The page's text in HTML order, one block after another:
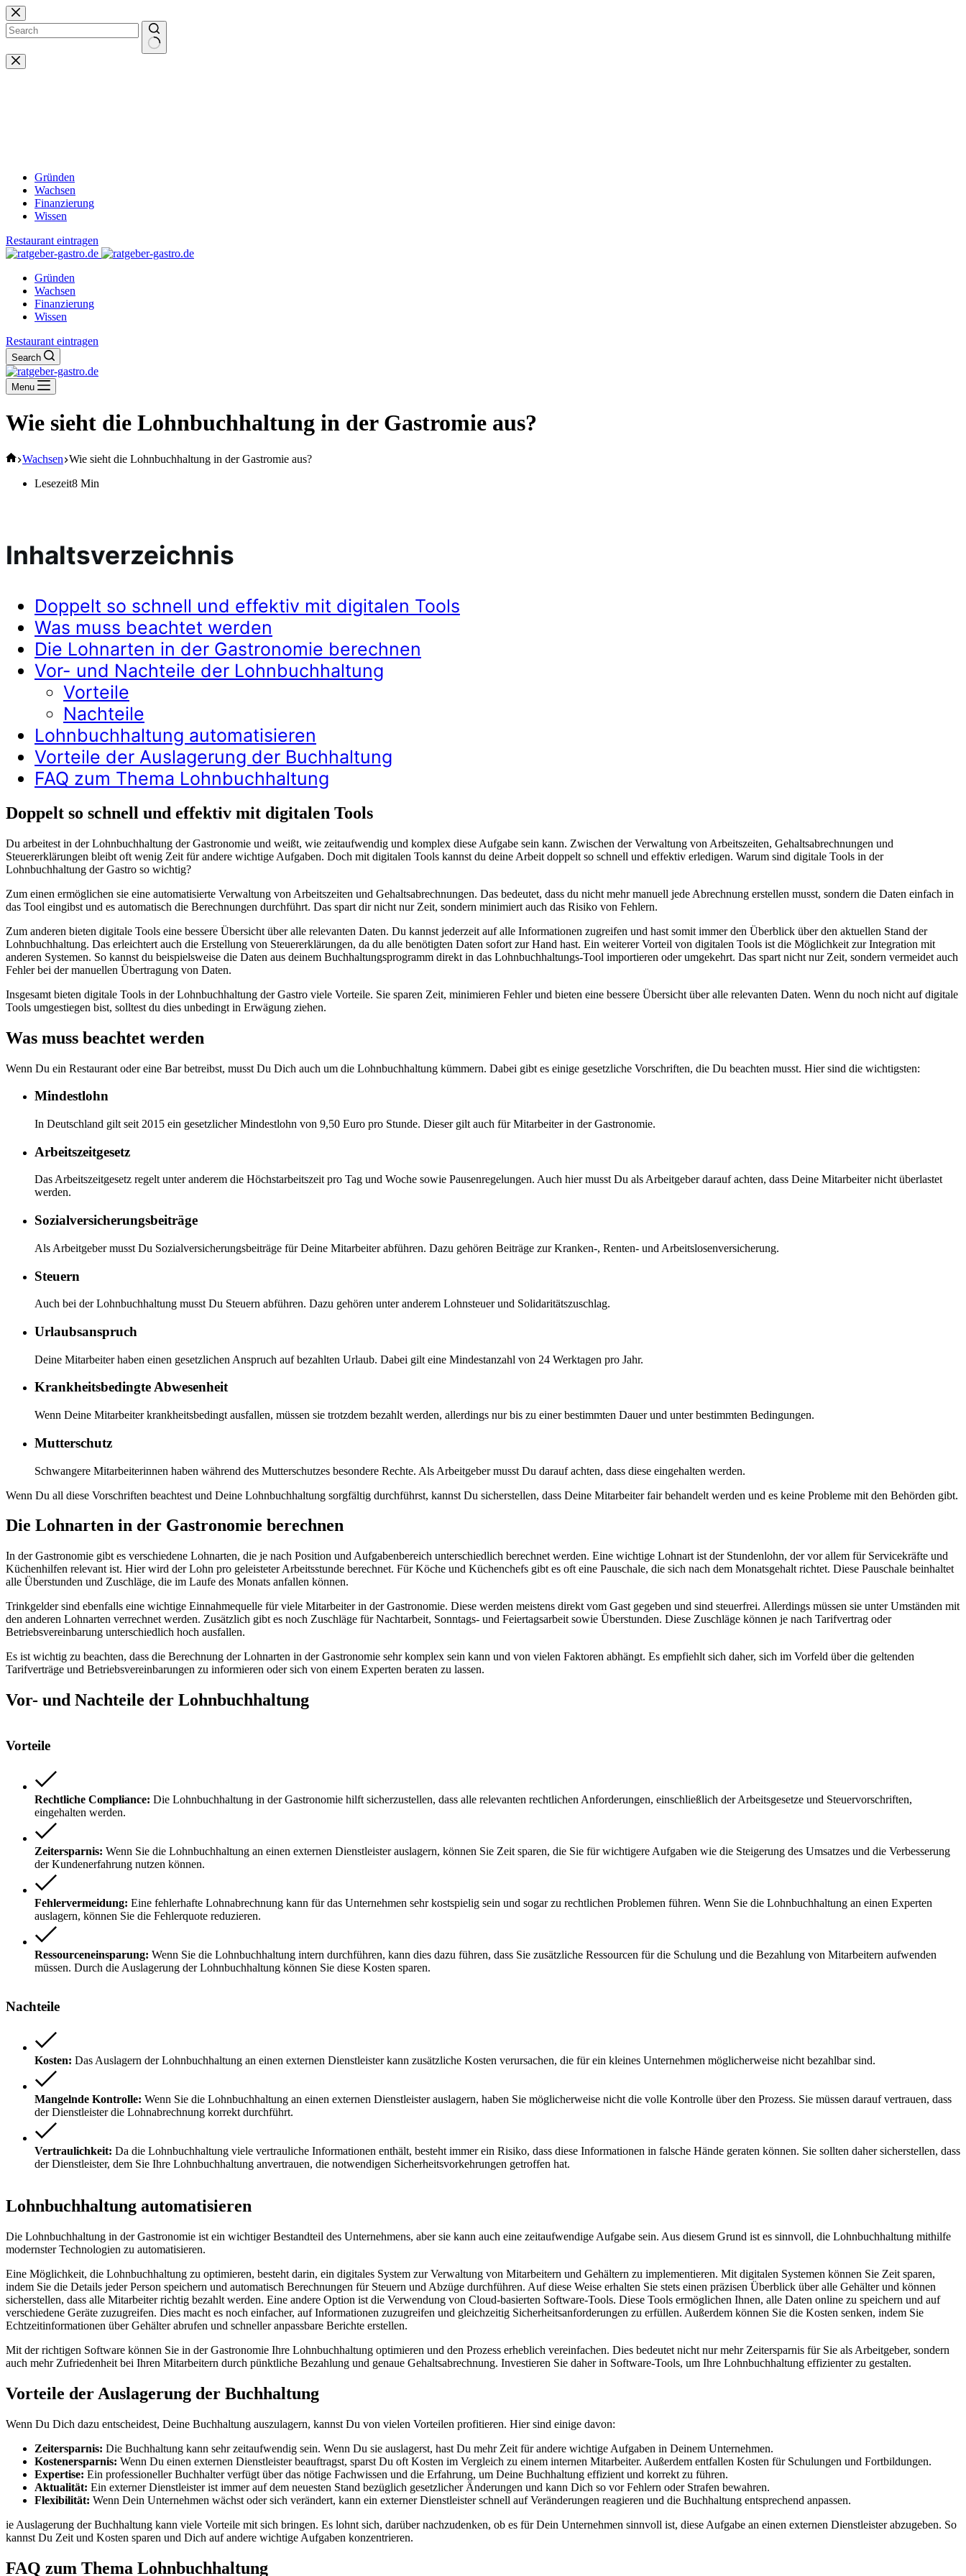
Zum
Inhalt
springen
Keine
Ergebnisse
Gründen
Wachsen
Finanzierung
Wissen
Restaurant eintragen
Gründen
Wachsen
Finanzierung
Wissen
Restaurant eintragen
Search
Menu
Wie sieht die Lohnbuchhaltung in der Gastromie aus?
Start
Wachsen Wie sieht die Lohnbuchhaltung in der Gastromie aus?
Lesezeit8 Min
Inhaltsverzeichnis
Doppelt so schnell und effektiv mit digitalen Tools
Was muss beachtet werden
Die Lohnarten in der Gastronomie berechnen
Vor- und Nachteile der Lohnbuchhaltung
Vorteile
Nachteile
Lohnbuchhaltung automatisieren
Vorteile der Auslagerung der Buchhaltung
FAQ zum Thema Lohnbuchhaltung
Doppelt so schnell und effektiv mit digitalen Tools
Du arbeitest in der Lohnbuchhaltung der Gastronomie und weißt, wie zeitaufwendig und komplex diese Aufgabe sein kann. Zwischen der Verwaltung von Arbeitszeiten, Gehaltsabrechnungen und
Steuererklärungen bleibt oft wenig Zeit für andere wichtige Aufgaben. Doch mit digitalen Tools kannst du deine Arbeit doppelt so schnell und effektiv erledigen. Warum sind digitale Tools in der
Lohnbuchhaltung der Gastro so wichtig?
Zum einen ermöglichen sie eine automatisierte Verwaltung von Arbeitszeiten und Gehaltsabrechnungen. Das bedeutet, dass du nicht mehr manuell jede Abrechnung erstellen musst, sondern die Daten einfach in
das Tool eingibst und es automatisch die Berechnungen durchführt. Das spart dir nicht nur Zeit, sondern minimiert auch das Risiko von Fehlern.
Zum anderen bieten digitale Tools eine bessere Übersicht über alle relevanten Daten. Du kannst jederzeit auf alle Informationen zugreifen und hast somit immer den Überblick über den aktuellen Stand der
Lohnbuchhaltung. Das erleichtert auch die Erstellung von Steuererklärungen, da du alle benötigten Daten sofort zur Hand hast. Ein weiterer Vorteil von digitalen Tools ist die Möglichkeit zur Integration mit
anderen Systemen. So kannst du beispielsweise die Daten aus deinem Buchhaltungsprogramm direkt in das Lohnbuchhaltungs-Tool importieren oder umgekehrt. Das spart nicht nur Zeit, sondern vermeidet auch
Fehler bei der manuellen Übertragung von Daten.
Insgesamt bieten digitale Tools in der Lohnbuchhaltung der Gastro viele Vorteile. Sie sparen Zeit, minimieren Fehler und bieten eine bessere Übersicht über alle relevanten Daten. Wenn du noch nicht auf digitale
Tools umgestiegen bist, solltest du dies unbedingt in Erwägung ziehen.
Was muss beachtet werden
Wenn Du ein Restaurant oder eine Bar betreibst, musst Du Dich auch um die Lohnbuchhaltung kümmern. Dabei gibt es einige gesetzliche Vorschriften, die Du beachten musst. Hier sind die wichtigsten:
Mindestlohn
In Deutschland gilt seit 2015 ein gesetzlicher Mindestlohn von 9,50 Euro pro Stunde. Dieser gilt auch für Mitarbeiter in der Gastronomie.
Arbeitszeitgesetz
Das Arbeitszeitgesetz regelt unter anderem die Höchstarbeitszeit pro Tag und Woche sowie Pausenregelungen. Auch hier musst Du als Arbeitgeber darauf achten, dass Deine Mitarbeiter nicht überlastet
werden.
Sozialversicherungsbeiträge
Als Arbeitgeber musst Du Sozialversicherungsbeiträge für Deine Mitarbeiter abführen. Dazu gehören Beiträge zur Kranken-, Renten- und Arbeitslosenversicherung.
Steuern
Auch bei der Lohnbuchhaltung musst Du Steuern abführen. Dazu gehören unter anderem Lohnsteuer und Solidaritätszuschlag.
Urlaubsanspruch
Deine Mitarbeiter haben einen gesetzlichen Anspruch auf bezahlten Urlaub. Dabei gilt eine Mindestanzahl von 24 Werktagen pro Jahr.
Krankheitsbedingte Abwesenheit
Wenn Deine Mitarbeiter krankheitsbedingt ausfallen, müssen sie trotzdem bezahlt werden, allerdings nur bis zu einer bestimmten Dauer und unter bestimmten Bedingungen.
Mutterschutz
Schwangere Mitarbeiterinnen haben während des Mutterschutzes besondere Rechte. Als Arbeitgeber musst Du darauf achten, dass diese eingehalten werden.
Wenn Du all diese Vorschriften beachtest und Deine Lohnbuchhaltung sorgfältig durchführst, kannst Du sicherstellen, dass Deine Mitarbeiter fair behandelt werden und es keine Probleme mit den Behörden gibt.
Die Lohnarten in der Gastronomie berechnen
In der Gastronomie gibt es verschiedene Lohnarten, die je nach Position und Aufgabenbereich unterschiedlich berechnet werden. Eine wichtige Lohnart ist der Stundenlohn, der vor allem für Servicekräfte und
Küchenhilfen relevant ist. Hier wird der Lohn pro geleisteter Arbeitsstunde berechnet. Für Köche und Küchenchefs gibt es oft eine Pauschale, die sich nach dem Monatsgehalt richtet. Diese Pauschale beinhaltet
alle Überstunden und Zuschläge, die im Laufe des Monats anfallen können.
Trinkgelder sind ebenfalls eine wichtige Einnahmequelle für viele Mitarbeiter in der Gastronomie. Diese werden meistens direkt vom Gast gegeben und sind steuerfrei. Allerdings müssen sie unter Umständen mit
den anderen Lohnarten verrechnet werden. Zusätzlich gibt es noch Zuschläge für Nachtarbeit, Sonntags- und Feiertagsarbeit sowie Überstunden. Diese Zuschläge können je nach Tarifvertrag oder
Betriebsvereinbarung unterschiedlich hoch ausfallen.
Es ist wichtig zu beachten, dass die Berechnung der Lohnarten in der Gastronomie sehr komplex sein kann und von vielen Faktoren abhängt. Es empfiehlt sich daher, sich im Vorfeld über die geltenden
Tarifverträge und Betriebsvereinbarungen zu informieren oder sich von einem Experten beraten zu lassen.
Vor- und Nachteile der Lohnbuchhaltung
Vorteile
Rechtliche Compliance: Die Lohnbuchhaltung in der Gastronomie hilft sicherzustellen, dass alle relevanten rechtlichen Anforderungen, einschließlich der Arbeitsgesetze und Steuervorschriften,
eingehalten werden.
Zeitersparnis: Wenn Sie die Lohnbuchhaltung an einen externen Dienstleister auslagern, können Sie Zeit sparen, die Sie für wichtigere Aufgaben wie die Steigerung des Umsatzes und die Verbesserung
der Kundenerfahrung nutzen können.
Fehlervermeidung: Eine fehlerhafte Lohnabrechnung kann für das Unternehmen sehr kostspielig sein und sogar zu rechtlichen Problemen führen. Wenn Sie die Lohnbuchhaltung an einen Experten
auslagern, können Sie die Fehlerquote reduzieren.
Ressourceneinsparung: Wenn Sie die Lohnbuchhaltung intern durchführen, kann dies dazu führen, dass Sie zusätzliche Ressourcen für die Schulung und die Bezahlung von Mitarbeitern aufwenden
müssen. Durch die Auslagerung der Lohnbuchhaltung können Sie diese Kosten sparen.
Nachteile
Kosten: Das Auslagern der Lohnbuchhaltung an einen externen Dienstleister kann zusätzliche Kosten verursachen, die für ein kleines Unternehmen möglicherweise nicht bezahlbar sind.
Mangelnde Kontrolle: Wenn Sie die Lohnbuchhaltung an einen externen Dienstleister auslagern, haben Sie möglicherweise nicht die volle Kontrolle über den Prozess. Sie müssen darauf vertrauen, dass
der Dienstleister die Lohnabrechnung korrekt durchführt.
Vertraulichkeit: Da die Lohnbuchhaltung viele vertrauliche Informationen enthält, besteht immer ein Risiko, dass diese Informationen in falsche Hände geraten können. Sie sollten daher sicherstellen, dass
der Dienstleister, dem Sie Ihre Lohnbuchhaltung anvertrauen, die notwendigen Sicherheitsvorkehrungen getroffen hat.
Lohnbuchhaltung automatisieren
Die Lohnbuchhaltung in der Gastronomie ist ein wichtiger Bestandteil des Unternehmens, aber sie kann auch eine zeitaufwendige Aufgabe sein. Aus diesem Grund ist es sinnvoll, die Lohnbuchhaltung mithilfe
modernster Technologien zu automatisieren.
Eine Möglichkeit, die Lohnbuchhaltung zu optimieren, besteht darin, ein digitales System zur Verwaltung von Mitarbeitern und Gehältern zu implementieren. Mit digitalen Systemen können Sie Zeit sparen,
indem Sie die Details jeder Person speichern und automatisch Berechnungen für Steuern und Abzüge durchführen. Auf diese Weise erhalten Sie stets einen präzisen Überblick über alle Gehälter und können
sicherstellen, dass alle Mitarbeiter richtig bezahlt werden. Eine andere Option ist die Verwendung von Cloud-basierten Software-Tools. Diese Tools ermöglichen Ihnen, alle Daten online zu speichern und auf
verschiedene Geräte zuzugreifen. Dies macht es noch einfacher, auf Informationen zuzugreifen und gleichzeitig Sicherheitsanforderungen zu erfüllen. Außerdem können Sie die Kosten senken, indem Sie
Echtzeitinformationen über Gehälter abrufen und schneller anpassbare Berichte erstellen.
Mit der richtigen Software können Sie in der Gastronomie Ihre Lohnbuchhaltung optimieren und den Prozess erheblich vereinfachen. Dies bedeutet nicht nur mehr Zeitersparnis für Sie als Arbeitgeber, sondern
auch mehr Zufriedenheit bei Ihren Mitarbeitern durch pünktliche Bezahlung und genaue Gehaltsabrechnung. Investieren Sie daher in Software-Tools, um Ihre Lohnbuchhaltung effizienter zu gestalten.
Vorteile der Auslagerung der Buchhaltung
Wenn Du Dich dazu entscheidest, Deine Buchhaltung auszulagern, kannst Du von vielen Vorteilen profitieren. Hier sind einige davon:
Zeitersparnis: Die Buchhaltung kann sehr zeitaufwendig sein. Wenn Du sie auslagerst, hast Du mehr Zeit für andere wichtige Aufgaben in Deinem Unternehmen.
Kostenersparnis: Wenn Du einen externen Dienstleister beauftragst, sparst Du oft Kosten im Vergleich zu einem internen Mitarbeiter. Außerdem entfallen Kosten für Schulungen und Fortbildungen.
Expertise: Ein professioneller Buchhalter verfügt über das nötige Fachwissen und die Erfahrung, um Deine Buchhaltung effizient und korrekt zu führen.
Aktualität: Ein externer Dienstleister ist immer auf dem neuesten Stand bezüglich gesetzlicher Änderungen und kann Dich so vor Fehlern oder Strafen bewahren.
Flexibilität: Wenn Dein Unternehmen wächst oder sich verändert, kann ein externer Dienstleister schnell auf Veränderungen reagieren und die Buchhaltung entsprechend anpassen.
ie Auslagerung der Buchhaltung kann viele Vorteile mit sich bringen. Es lohnt sich, darüber nachzudenken, ob es für Dein Unternehmen sinnvoll ist, diese Aufgabe an einen externen Dienstleister abzugeben. So
kannst Du Zeit und Kosten sparen und Dich auf andere wichtige Aufgaben konzentrieren.
FAQ zum Thema Lohnbuchhaltung